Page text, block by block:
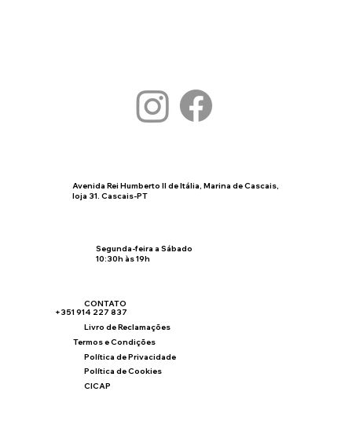
CONTATO
+351 914 227 837
Livro de Reclamações
Termos e Condições
Política de Privacidade
Política de Cookies
CICAP
Avenida Rei Humberto II de Itália, Marina de Cascais,
loja 31. Cascais-PT
Segunda-feira a Sábado
10:30h às 19h